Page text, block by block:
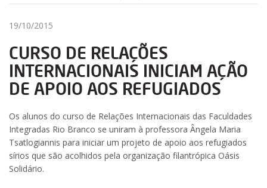
19/10/2015
CURSO DE RELAÇÕES
INTERNACIONAIS INICIAM AÇÃO
DE APOIO AOS REFUGIADOS
Os alunos do curso de Relações Internacionais das Faculdades
Integradas Rio Branco se uniram à professora Ângela Maria
Tsatlogiannis para iniciar um projeto de apoio aos refugiados
sírios que são acolhidos pela organização filantrópica Oásis
Solidário.